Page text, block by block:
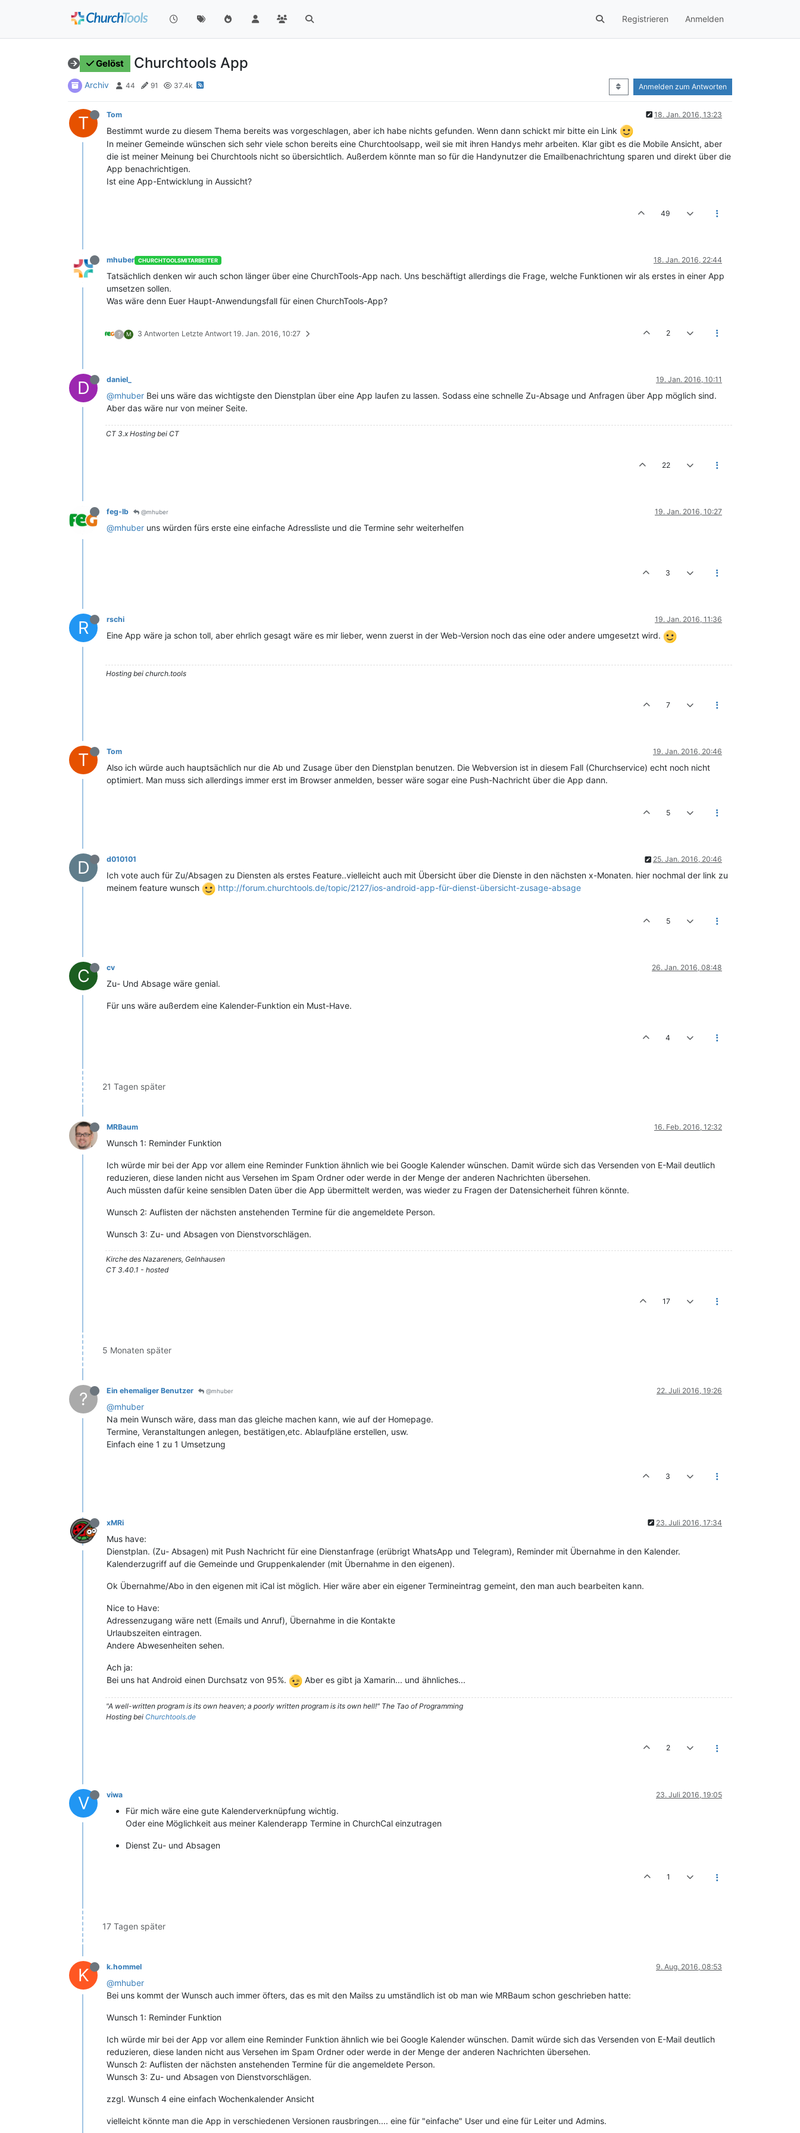
Registrieren Anmelden
Gelöst Churchtools App
Archiv 44 91 37.4k Anmelden zum Antworten
T Tom 18. Jan. 2016, 13:23
Bestimmt wurde zu diesem Thema bereits was vorgeschlagen, aber ich habe nichts gefunden. Wenn dann schickt mir bitte ein Link
In meiner Gemeinde wünschen sich sehr viele schon bereits eine Churchtoolsapp, weil sie mit ihren Handys mehr arbeiten. Klar gibt es die Mobile Ansicht, aber
die ist meiner Meinung bei Churchtools nicht so übersichtlich. Außerdem könnte man so für die Handynutzer die Emailbenachrichtung sparen und direkt über die
App benachrichtigen.
Ist eine App-Entwicklung in Aussicht?
49
mhuber CHURCHTOOLSMITARBEITER 18. Jan. 2016, 22:44
Tatsächlich denken wir auch schon länger über eine ChurchTools-App nach. Uns beschäftigt allerdings die Frage, welche Funktionen wir als erstes in einer App
umsetzen sollen.
Was wäre denn Euer Haupt-Anwendungsfall für einen ChurchTools-App?
? M 3 Antworten Letzte Antwort 19. Jan. 2016, 10:27 2
D daniel_ 19. Jan. 2016, 10:11
@mhuber Bei uns wäre das wichtigste den Dienstplan über eine App laufen zu lassen. Sodass eine schnelle Zu-Absage und Anfragen über App möglich sind.
Aber das wäre nur von meiner Seite.
CT 3.x Hosting bei CT
22
feg-lb @mhuber 19. Jan. 2016, 10:27
@mhuber uns würden fürs erste eine einfache Adressliste und die Termine sehr weiterhelfen
3
R rschi 19. Jan. 2016, 11:36
Eine App wäre ja schon toll, aber ehrlich gesagt wäre es mir lieber, wenn zuerst in der Web-Version noch das eine oder andere umgesetzt wird.
Hosting bei church.tools
7
T Tom 19. Jan. 2016, 20:46
Also ich würde auch hauptsächlich nur die Ab und Zusage über den Dienstplan benutzen. Die Webversion ist in diesem Fall (Churchservice) echt noch nicht
optimiert. Man muss sich allerdings immer erst im Browser anmelden, besser wäre sogar eine Push-Nachricht über die App dann.
5
D d010101 25. Jan. 2016, 20:46
Ich vote auch für Zu/Absagen zu Diensten als erstes Feature..vielleicht auch mit Übersicht über die Dienste in den nächsten x-Monaten. hier nochmal der link zu
meinem feature wunsch
http://forum.churchtools.de/topic/2127/ios-android-app-für-dienst-übersicht-zusage-absage
5
C cv 26. Jan. 2016, 08:48
Zu- Und Absage wäre genial.
Für uns wäre außerdem eine Kalender-Funktion ein Must-Have.
4
21 Tagen später
MRBaum 16. Feb. 2016, 12:32
Wunsch 1: Reminder Funktion
Ich würde mir bei der App vor allem eine Reminder Funktion ähnlich wie bei Google Kalender wünschen. Damit würde sich das Versenden von E-Mail deutlich
reduzieren, diese landen nicht aus Versehen im Spam Ordner oder werde in der Menge der anderen Nachrichten übersehen.
Auch müssten dafür keine sensiblen Daten über die App übermittelt werden, was wieder zu Fragen der Datensicherheit führen könnte.
Wunsch 2: Auflisten der nächsten anstehenden Termine für die angemeldete Person.
Wunsch 3: Zu- und Absagen von Dienstvorschlägen.
Kirche des Nazareners, Gelnhausen
CT 3.40.1 - hosted
17
5 Monaten später
? Ein ehemaliger Benutzer @mhuber 22. Juli 2016, 19:26
@mhuber
Na mein Wunsch wäre, dass man das gleiche machen kann, wie auf der Homepage.
Termine, Veranstaltungen anlegen, bestätigen,etc. Ablaufpläne erstellen, usw.
Einfach eine 1 zu 1 Umsetzung
3
xMRi 23. Juli 2016, 17:34
Mus have:
Dienstplan. (Zu- Absagen) mit Push Nachricht für eine Dienstanfrage (erübrigt WhatsApp und Telegram), Reminder mit Übernahme in den Kalender.
Kalenderzugriff auf die Gemeinde und Gruppenkalender (mit Übernahme in den eigenen).
Ok Übernahme/Abo in den eigenen mit iCal ist möglich. Hier wäre aber ein eigener Termineintrag gemeint, den man auch bearbeiten kann.
Nice to Have:
Adressenzugang wäre nett (Emails und Anruf), Übernahme in die Kontakte
Urlaubszeiten eintragen.
Andere Abwesenheiten sehen.
Ach ja:
Bei uns hat Android einen Durchsatz von 95%.
Aber es gibt ja Xamarin... und ähnliches...
"A well-written program is its own heaven; a poorly written program is its own hell!" The Tao of Programming
Hosting bei Churchtools.de
2
V viwa 23. Juli 2016, 19:05
Für mich wäre eine gute Kalenderverknüpfung wichtig.
Oder eine Möglichkeit aus meiner Kalenderapp Termine in ChurchCal einzutragen
Dienst Zu- und Absagen
1
17 Tagen später
K k.hommel 9. Aug. 2016, 08:53
@mhuber
Bei uns kommt der Wunsch auch immer öfters, das es mit den Mailss zu umständlich ist ob man wie MRBaum schon geschrieben hatte:
Wunsch 1: Reminder Funktion
Ich würde mir bei der App vor allem eine Reminder Funktion ähnlich wie bei Google Kalender wünschen. Damit würde sich das Versenden von E-Mail deutlich
reduzieren, diese landen nicht aus Versehen im Spam Ordner oder werde in der Menge der anderen Nachrichten übersehen.
Wunsch 2: Auflisten der nächsten anstehenden Termine für die angemeldete Person.
Wunsch 3: Zu- und Absagen von Dienstvorschlägen.
zzgl. Wunsch 4 eine einfach Wochenkalender Ansicht
vielleicht könnte man die App in verschiedenen Versionen rausbringen.... eine für "einfache" User und eine für Leiter und Admins.